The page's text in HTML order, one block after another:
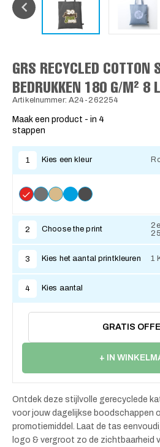
GRS RECYCLED COTTON
BEDRUKKEN 180 G/M² 8
Artikelnummer: A24-262254
Maak een product - in 4
stappen
1 Kies een kleur
2 Choose the print
3 Kies het aantal printkleuren 1
4 Kies aantal
GRATIS
+ IN
Ontdek deze stijlvolle gerecyclede
voor jouw dagelijkse boodschappen
promotiemiddel. Laat de tas
logo & vergroot zo de zichtbaarheid